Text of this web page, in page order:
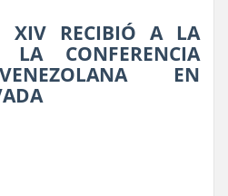
XIV RECIBIÓ A LA
LA CONFERENCIA
EN